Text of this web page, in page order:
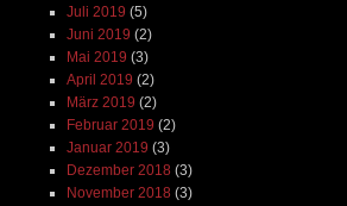
Juli 2019 (5)
Juni 2019 (2)
Mai 2019 (3)
April 2019 (2)
März 2019 (2)
Februar 2019 (2)
Januar 2019 (3)
Dezember 2018 (3)
November 2018 (3)